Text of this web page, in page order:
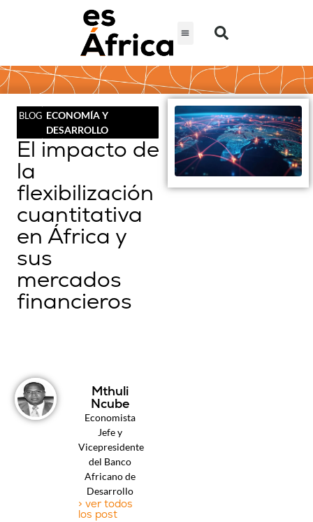
BLOG ECONOMÍA Y
DESARROLLO
El impacto de
la
flexibilización
cuantitativa
en África y
sus
mercados
financieros
Mthuli
Ncube
Economista
Jefe y
Vicepresidente
del Banco
Africano de
Desarrollo
> ver todos
los post